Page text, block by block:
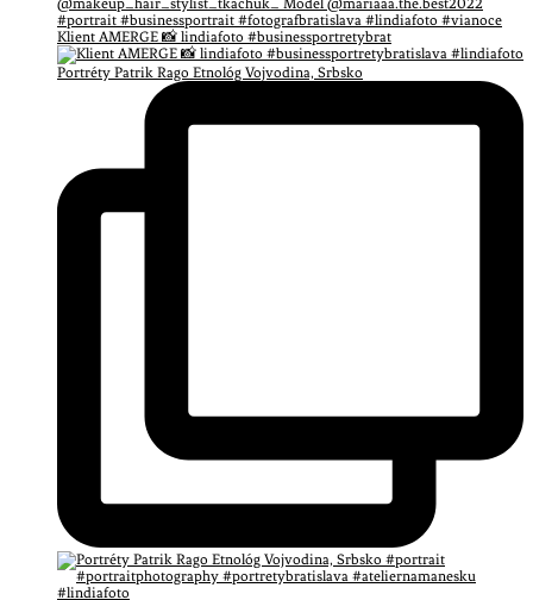
Klient AMERGE 📸 lindiafoto #businessportretybrat
Portréty Patrik Rago Etnológ Vojvodina, Srbsko